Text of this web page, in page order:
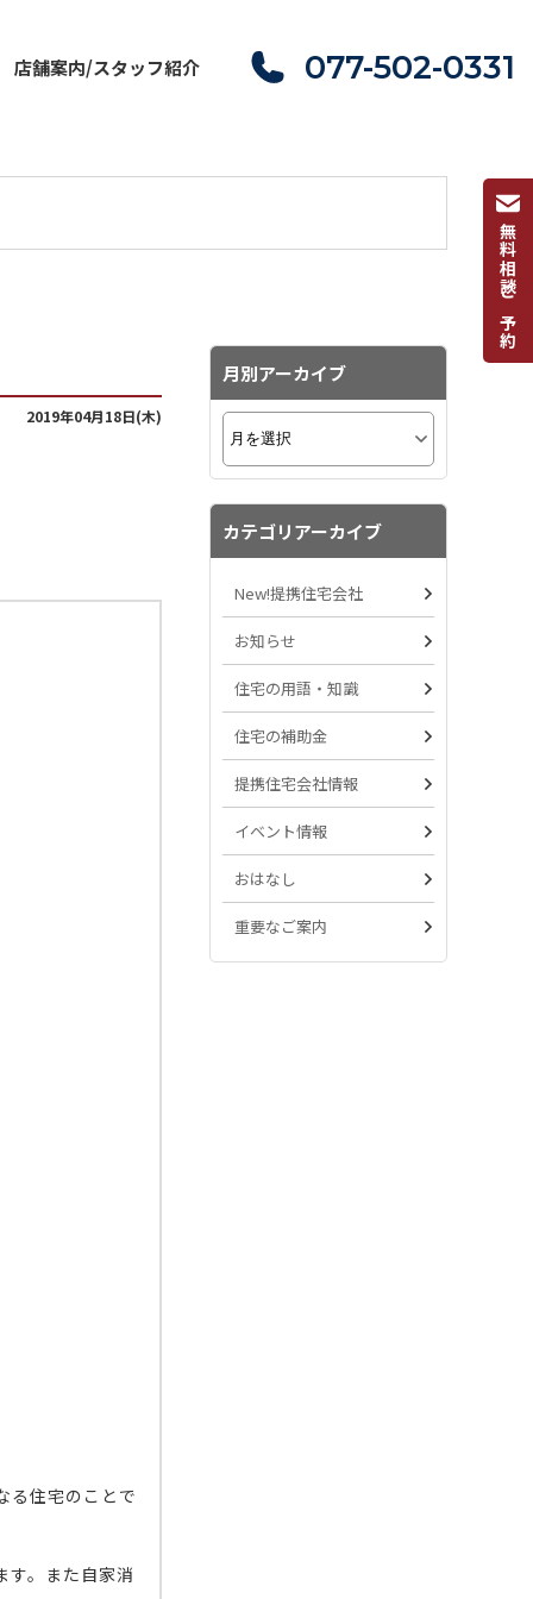
店舗案内/スタッフ紹介 077-502-0331
無料相談ご予約
2019年04月18日(木)
る住宅のことで
す。また自家消
月別アーカイブ
カテゴリアーカイブ
New!提携住宅会社
お知らせ
住宅の用語・知識
住宅の補助金
提携住宅会社情報
イベント情報
おはなし
重要なご案内